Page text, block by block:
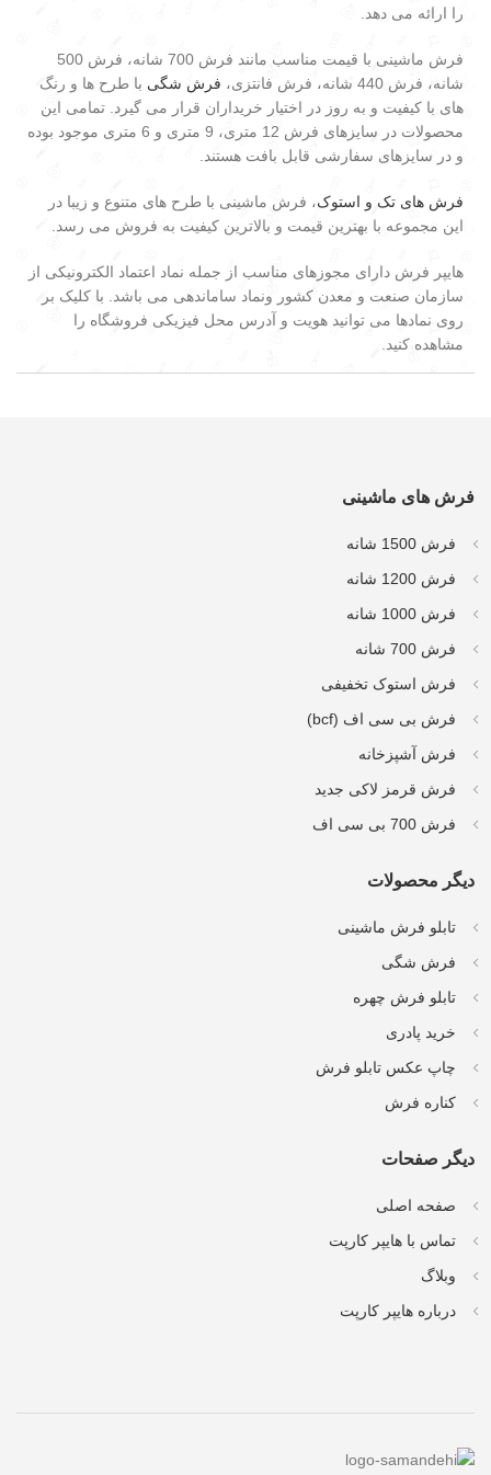
را ارائه می دهد.
فرش ماشینی با قیمت مناسب مانند فرش 700 شانه، فرش 500
شانه، فرش 440 شانه، فرش فانتزی،
فرش شگی با طرح ها و رنگ
های با کیفیت و به روز در اختیار خریداران قرار می گیرد. تمامی این
محصولات در سایزهای فرش 12 متری، 9 متری و 6 متری موجود بوده
و در سایزهای سفارشی قابل بافت هستند.
فرش های تک و استوک، فرش ماشینی با طرح های متنوع و زیبا در
این مجموعه با بهترین قیمت و بالاترین کیفیت به فروش می رسد.
هایپر فرش دارای مجوزهای مناسب از جمله نماد اعتماد الکترونیکی از
سازمان صنعت و معدن کشور ونماد ساماندهی می باشد. با کلیک بر
روی نمادها می توانید هویت و آدرس محل فیزیکی فروشگاه را
مشاهده کنید.
فرش های ماشینی
فرش 1500 شانه
فرش 1200 شانه
فرش 1000 شانه
فرش 700 شانه
فرش استوک تخفیفی
فرش بی سی اف (bcf)
فرش آشپزخانه
فرش قرمز لاکی جدید
فرش 700 بی سی اف
دیگر محصولات
تابلو فرش ماشینی
فرش شگی
تابلو فرش چهره
خرید پادری
چاپ عکس تابلو فرش
کناره فرش
دیگر صفحات
صفحه اصلی
تماس با هایپر کارپت
وبلاگ
درباره هایپر کارپت